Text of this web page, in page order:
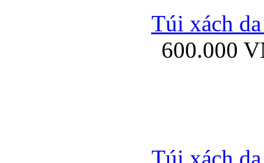
Ốp lưng
Túi xách
600.000